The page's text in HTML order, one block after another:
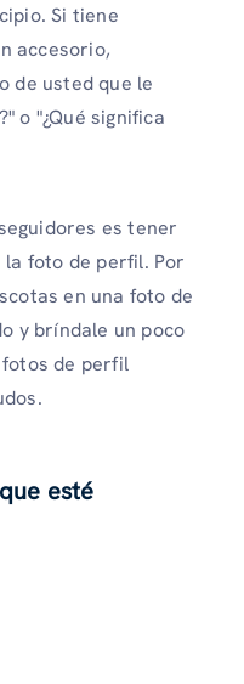
Si tiene
accesorio,
de usted que le
o "¿Qué significa
es tener
foto de perfil. Por
en una foto de
y bríndale un poco
de perfil
esté